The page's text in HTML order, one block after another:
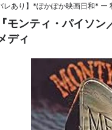
ソンのメンバーとして
パイソンの最初の映画
）の製作が決まった時
『モンティ・パイソン
／人生狂騒曲』（1983
ーに関する研究書、
レあり】*ぽかぽか映画日和*
モンティ・パイソン
ディ